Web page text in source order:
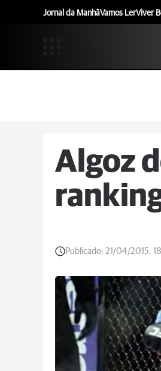
Jornal da ManhãVamos LerViver
Algoz
Publicado: 21/04/2015,